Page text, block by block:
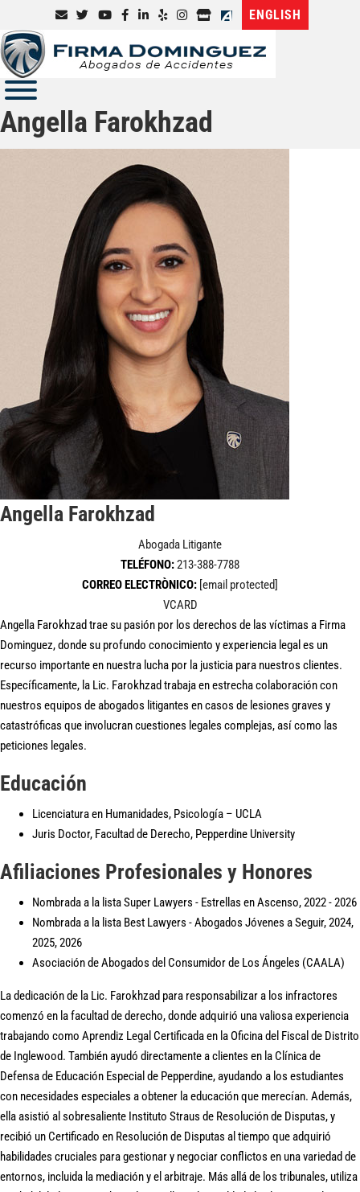
ENGLISH
Angella Farokhzad
Angella Farokhzad
Abogada Litigante
TELÉFONO:213-388-7788
CORREO ELECTRÒNICO: [email protected]
VCARD
Angella Farokhzad trae su pasión por los derechos de las víctimas a Firma
Dominguez, donde su profundo conocimiento y experiencia legal es un
recurso importante en nuestra lucha por la justicia para nuestros clientes.
Específicamente, la Lic. Farokhzad trabaja en estrecha colaboración con
nuestros equipos de abogados litigantes en casos de lesiones graves y
catastróficas que involucran cuestiones legales complejas, así como las
peticiones legales.
Educación
Licenciatura en Humanidades, Psicología – UCLA
Juris Doctor, Facultad de Derecho, Pepperdine University
Afiliaciones Profesionales y Honores
Nombrada a la lista Super Lawyers - Estrellas en Ascenso, 2022 - 2026
Nombrada a la lista Best Lawyers - Abogados Jóvenes a Seguir, 2024,
2025, 2026
Asociación de Abogados del Consumidor de Los Ángeles (CAALA)
La dedicación de la Lic. Farokhzad para responsabilizar a los infractores
comenzó en la facultad de derecho, donde adquirió una valiosa experiencia
trabajando como Aprendiz Legal Certificada en la Oficina del Fiscal de Distrito
de Inglewood. También ayudó directamente a clientes en la Clínica de
Defensa de Educación Especial de Pepperdine, ayudando a los estudiantes
con necesidades especiales a obtener la educación que merecían. Además,
ella asistió al sobresaliente Instituto Straus de Resolución de Disputas, y
recibió un Certificado en Resolución de Disputas al tiempo que adquirió
habilidades cruciales para gestionar y negociar conflictos en una variedad de
entornos, incluida la mediación y el arbitraje. Más allá de los tribunales, utiliza